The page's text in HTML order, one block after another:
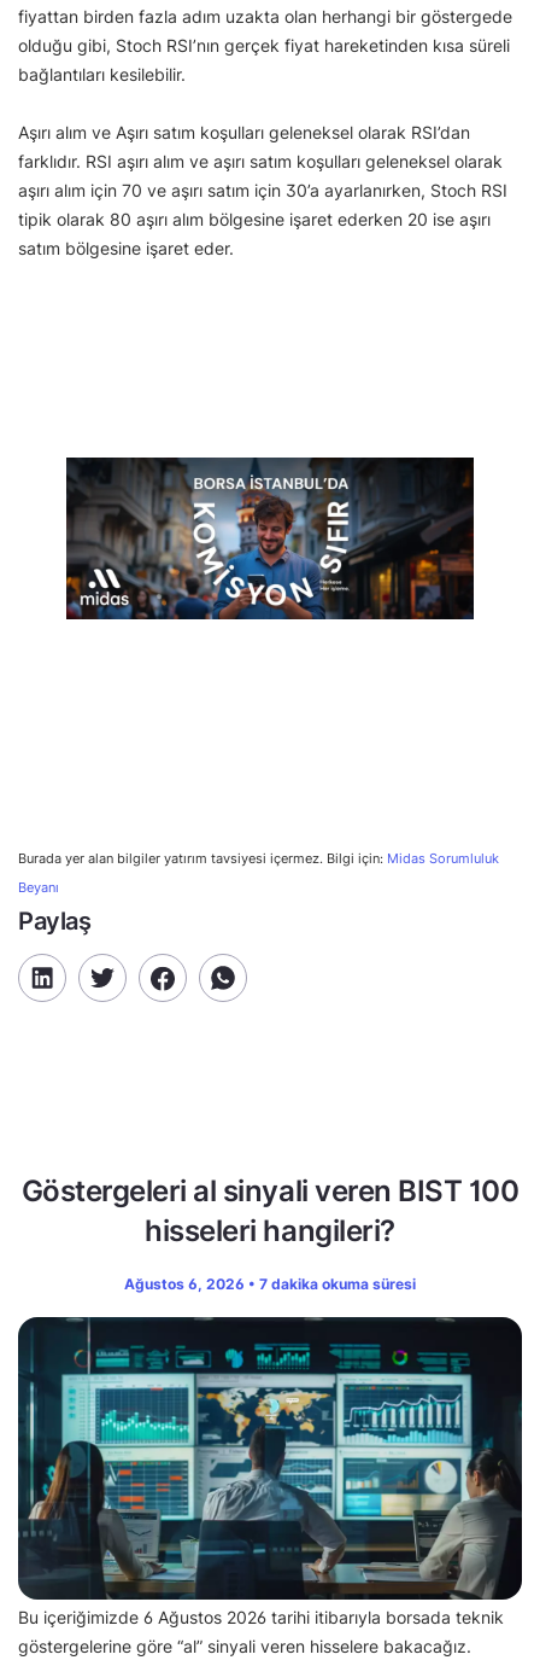
fiyattan birden fazla adım uzakta olan herhangi bir göstergede
olduğu gibi, Stoch RSI’nın gerçek fiyat hareketinden kısa süreli
bağlantıları kesilebilir.
Aşırı alım ve Aşırı satım koşulları geleneksel olarak RSI’dan
farklıdır. RSI aşırı alım ve aşırı satım koşulları geleneksel olarak
aşırı alım için 70 ve aşırı satım için 30’a ayarlanırken, Stoch RSI
tipik olarak 80 aşırı alım bölgesine işaret ederken 20 ise aşırı
satım bölgesine işaret eder.
Burada yer alan bilgiler yatırım tavsiyesi içermez. Bilgi için: Midas Sorumluluk
Beyanı
Paylaş
Göstergeleri al sinyali veren BIST 100
hisseleri hangileri?
Ağustos 6, 2026 • 7 dakika okuma süresi
Bu içeriğimizde 6 Ağustos 2026 tarihi itibarıyla borsada teknik
göstergelerine göre “al” sinyali veren hisselere bakacağız.